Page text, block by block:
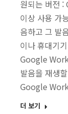
원되는 버전
이상 사용 가
음하고 그 발
이나 휴대기
Google
발음을 재생
Google
더 보기